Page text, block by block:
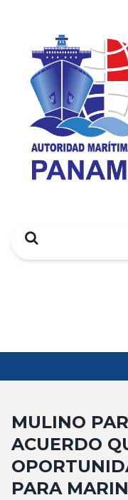
Search
MULINO
ACUERDO
PARA